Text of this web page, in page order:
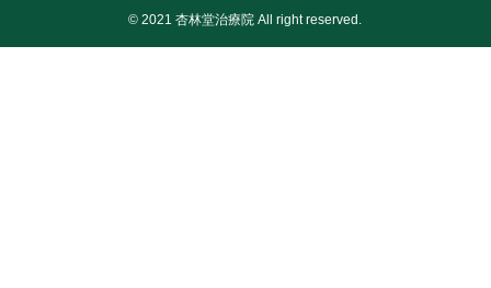
© 2021 杏林堂治療院 All right reserved.